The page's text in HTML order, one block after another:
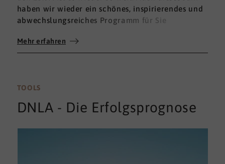
haben wir wieder ein schönes, inspirierendes und
abwechslungsreiches Programm für Sie
einmal die wichtigsten Infos vorab:
Mehr erfahren
TOOLS
DNLA - Die Erfolgsprognose